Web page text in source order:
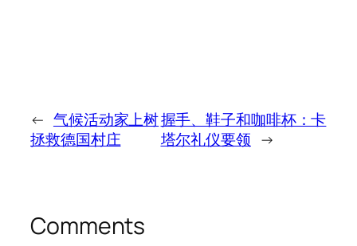
← 气候活动家上树
拯救德国村庄
握手、鞋子和咖啡杯：卡
塔尔礼仪要领 →
Comments